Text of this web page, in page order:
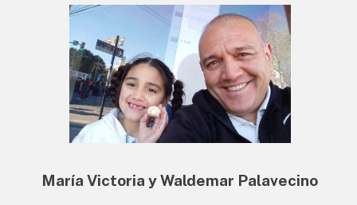
María Victoria y Waldemar Palavecino